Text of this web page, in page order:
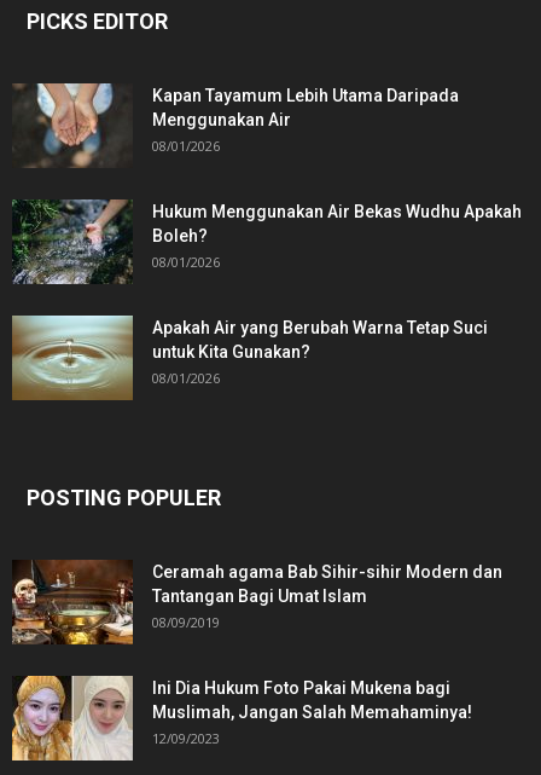
PICKS EDITOR
Kapan Tayamum Lebih Utama Daripada
Menggunakan Air
08/01/2026
Hukum Menggunakan Air Bekas Wudhu Apakah
Boleh?
08/01/2026
Apakah Air yang Berubah Warna Tetap Suci
untuk Kita Gunakan?
08/01/2026
POSTING POPULER
Ceramah agama Bab Sihir-sihir Modern dan
Tantangan Bagi Umat Islam
08/09/2019
Ini Dia Hukum Foto Pakai Mukena bagi
Muslimah, Jangan Salah Memahaminya!
12/09/2023